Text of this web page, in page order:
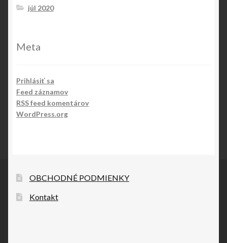
júl 2020
Meta
Prihlásiť sa
Feed záznamov
RSS feed komentárov
WordPress.org
OBCHODNÉ PODMIENKY
Kontakt